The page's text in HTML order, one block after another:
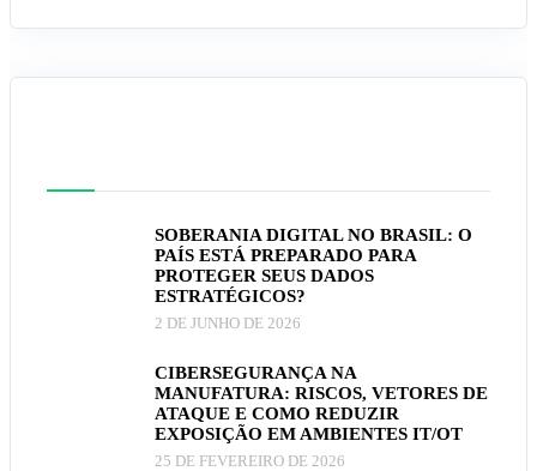
SOBERANIA DIGITAL NO BRASIL: O
PAÍS ESTÁ PREPARADO PARA
PROTEGER SEUS DADOS
ESTRATÉGICOS?
2 DE JUNHO DE 2026
CIBERSEGURANÇA NA
MANUFATURA: RISCOS, VETORES DE
ATAQUE E COMO REDUZIR
EXPOSIÇÃO EM AMBIENTES IT/OT
25 DE FEVEREIRO DE 2026